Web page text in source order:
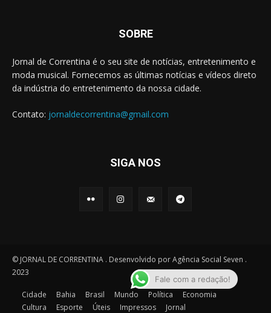
SOBRE
Jornal de Correntina é o seu site de notícias, entretenimento e
moda musical. Fornecemos as últimas notícias e vídeos direto
da indústria do entretenimento da nossa cidade.
Contato: jornaldecorrentina@gmail.com
SIGA NOS
© JORNAL DE CORRENTINA . Desenvolvido por Agência Social Seven .
2023
Cidade Bahia Brasil Mundo Política
Economia
Cultura
Esporte Úteis Impressos Jornal
Fale com a redação!